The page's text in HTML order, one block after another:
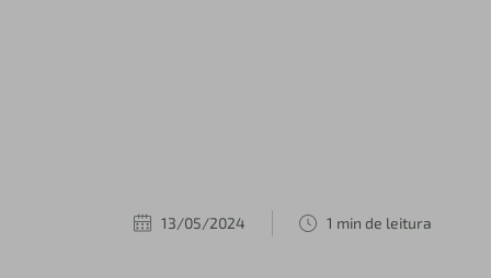
13/05/2024 1 min de leitura